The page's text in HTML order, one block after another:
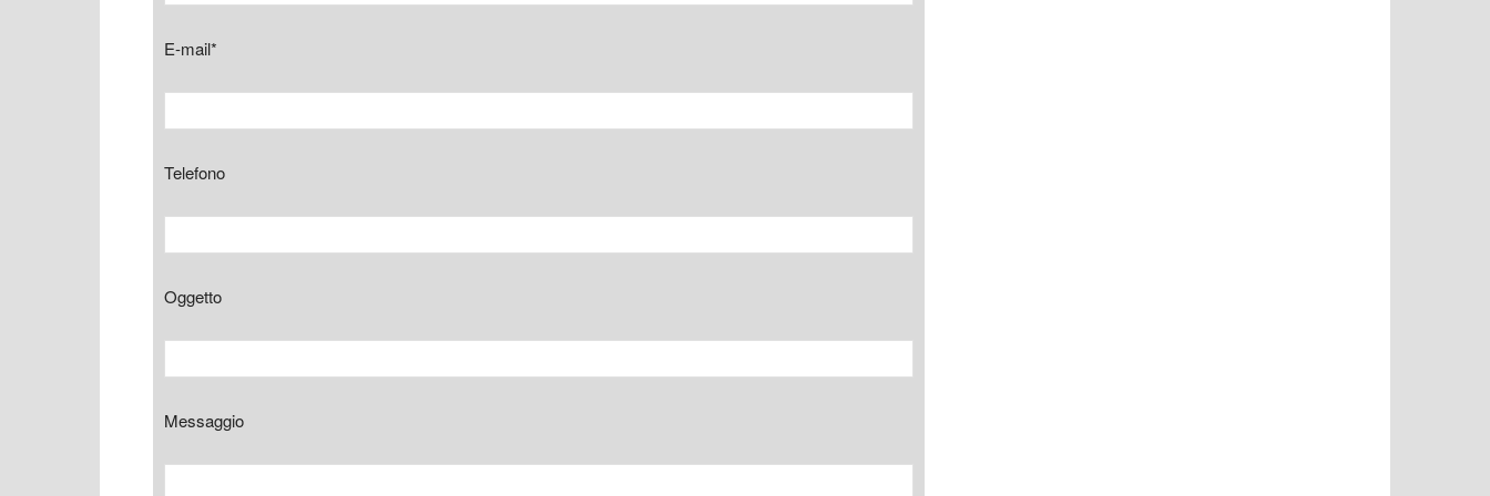
E-mail*
Telefono
Oggetto
Messaggio